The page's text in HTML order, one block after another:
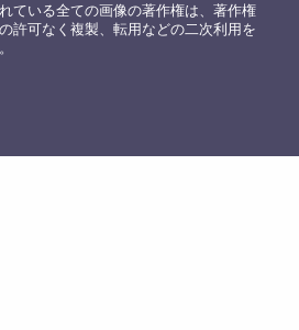
ている全ての画像の著作権は、著作権
許可なく複製、転用などの二次利用を